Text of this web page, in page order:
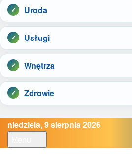
Uroda
Usługi
Wnętrza
Zdrowie
niedziela, 9 sierpnia 2026